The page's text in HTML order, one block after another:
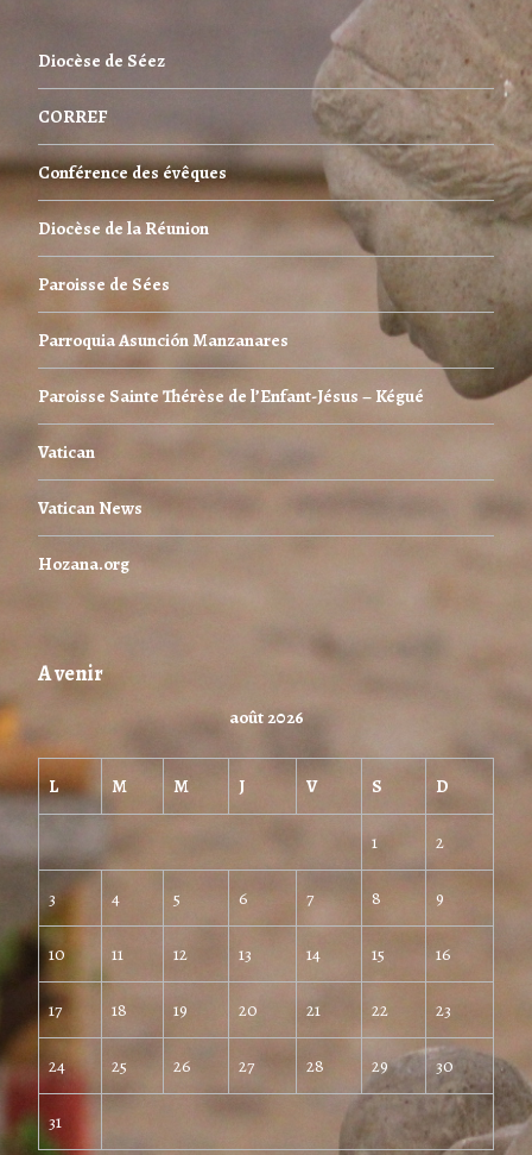
Diocèse de Séez
CORREF
Conférence des évêques
Diocèse de la Réunion
Paroisse de Sées
Parroquia Asunción Manzanares
Paroisse Sainte Thérèse de l’Enfant-Jésus – Kégué
Vatican
Vatican News
Hozana.org
A venir
août 2026
L M M J V S D
1 2
3 4 5 6 7 8 9
10 11 12 13 14 15 16
17 18 19 20 21 22 23
24 25 26 27 28 29 30
31